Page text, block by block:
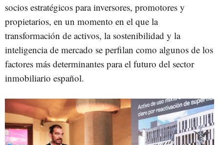
socios estratégicos para inversores, promotores y
propietarios, en un momento en el que la
transformación de activos, la sostenibilidad y la
inteligencia de mercado se perfilan como algunos de los
factores más determinantes para el futuro del sector
inmobiliario español.